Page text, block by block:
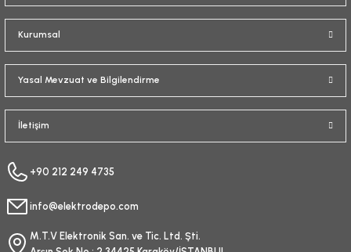
Kurumsal
Yasal Mevzuat ve Bilgilendirme
İletişim
+90 212 249 4735
info@elektrodepo.com
M.T.V Elektronik San. ve Tic. Ltd. Şti.